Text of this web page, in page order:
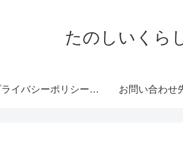
たのしいくら
プライバシーポリシー・免責事項 お問い合わせ